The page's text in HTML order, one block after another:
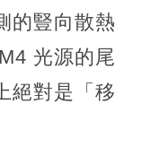
的豎向散熱
光源的尾
絕對是「移